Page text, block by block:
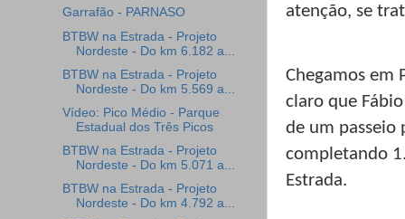
atenção, se
Chegamos em
claro que
de um
completando
Estrada.
Garrafão - PARNASO
BTBW na Estrada - Projeto
Nordeste - Do km 6.182 a...
BTBW na Estrada - Projeto
Nordeste - Do km 5.569 a...
Vídeo: Pico Médio - Parque
Estadual dos Três Picos
BTBW na Estrada - Projeto
Nordeste - Do km 5.071 a...
BTBW na Estrada - Projeto
Nordeste - Do km 4.792 a...